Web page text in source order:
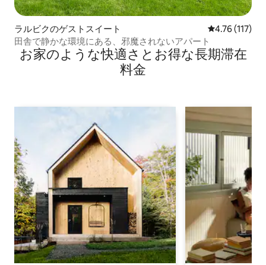
ラルビクのゲストスイート レビュー117
4.76 (117)
田舎で静かな環境にある、邪魔されないアパート
お家のような快⁠適⁠さ⁠とお⁠得⁠な長⁠期⁠滞⁠在
料⁠金